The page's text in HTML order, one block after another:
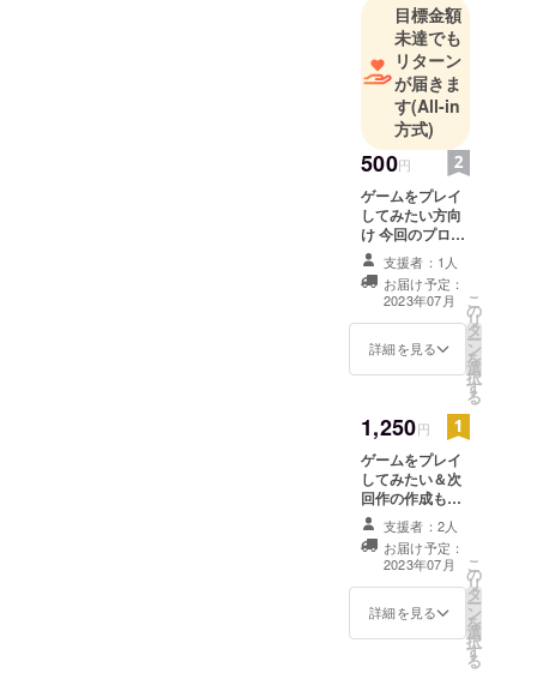
目標金額
未達でも
リターン
が届きま
す(All-in
方式)
500円
ゲームをプレイ
してみたい方向
け 今回のプロ
ジェクトにて作
成しているゲー
ムの体験版、完
成版をメールに
てお送りいたし
ます。 次回作の
支援者：1人
お届け予定：
2023年07月
詳細を見る
こ
の
リ
タ
ー
ン
を
選
択
す
る
1,250円
ゲームをプレイ
してみたい＆次
回作の作成も希
望される方向け
今回のプロジェ
クトにて作成し
ているゲームの
体験版、完成版
をメールにてお
支援者：2人
お届け予定：
2023年07月
詳細を見る
こ
の
リ
タ
ー
ン
を
選
択
す
る